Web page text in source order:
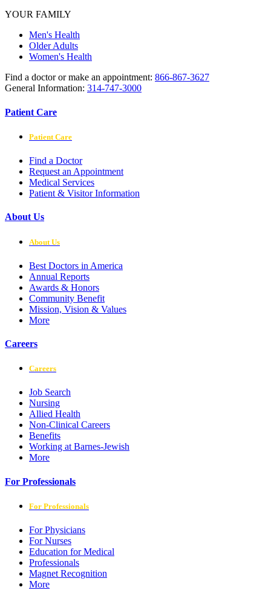
YOUR FAMILY
Men's Health
Older Adults
Women's Health
Find a doctor or make an appointment: 866-867-3627
General Information: 314-747-3000
Patient Care
Patient Care
Find a Doctor
Request an Appointment
Medical Services
Patient & Visitor Information
About Us
About Us
Best Doctors in America
Annual Reports
Awards & Honors
Community Benefit
Mission, Vision & Values
More
Careers
Careers
Job Search
Nursing
Allied Health
Non-Clinical Careers
Benefits
Working at Barnes-Jewish
More
For Professionals
For Professionals
For Physicians
For Nurses
Education for Medical
Professionals
Magnet Recognition
More